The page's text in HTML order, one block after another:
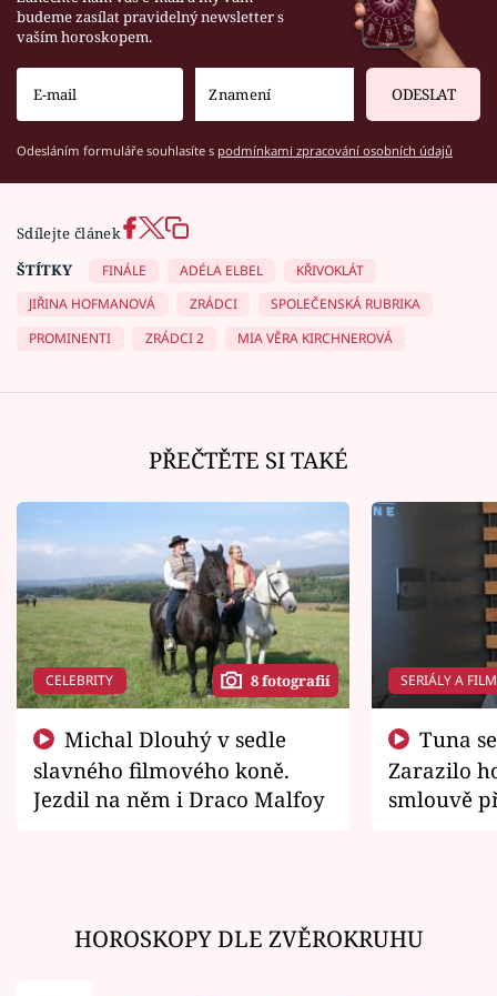
budeme zasílat pravidelný newsletter s
vaším horoskopem.
ODESLAT
Odesláním formuláře souhlasíte s podmínkami zpracování osobních údajů
Sdílejte článek
ŠTÍTKY
FINÁLE ADÉLA ELBEL
KŘIVOKLÁT
JIŘINA HOFMANOVÁ
ZRÁDCI
SPOLEČENSKÁ RUBRIKA
PROMINENTI
ZRÁDCI 2 MIA VĚRA KIRCHNEROVÁ
PŘEČTĚTE SI TAKÉ
CELEBRITY 8 fotografií
slavného filmového koně.
Jezdil na něm i Draco Malfoy
SERIÁLY A
Zarazilo
smlouvě
HOROSKOPY DLE ZVĚROKRUHU